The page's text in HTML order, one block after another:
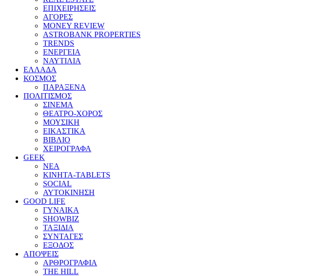
ΕΠΙΧΕΙΡΗΣΕΙΣ
ΑΓΟΡΕΣ
MONEY REVIEW
ASTROBANK PROPERTIES
TRENDS
ΕΝΕΡΓΕΙΑ
ΝΑΥΤΙΛΙΑ
ΕΛΛΑΔΑ
ΚΟΣΜΟΣ
ΠΑΡΑΞΕΝΑ
ΠΟΛΙΤΙΣΜΟΣ
ΣΙΝΕΜΑ
ΘΕΑΤΡΟ-ΧΟΡΟΣ
ΜΟΥΣΙΚΗ
ΕΙΚΑΣΤΙΚΑ
ΒΙΒΛΙΟ
ΧΕΙΡΟΓΡΑΦΑ
GEEK
ΝΕΑ
ΚΙΝΗΤΑ-TABLETS
SOCIAL
ΑΥΤΟΚΙΝΗΣΗ
GOOD LIFE
ΓΥΝΑΙΚΑ
SHOWBIZ
ΤΑΞΙΔΙΑ
ΣΥΝΤΑΓΕΣ
ΕΞΟΔΟΣ
ΑΠΟΨΕΙΣ
ΑΡΘΡΟΓΡΑΦΙΑ
THE HILL